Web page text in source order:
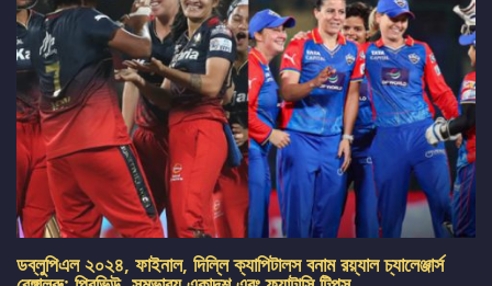
ডব্লুপিএল ২০২৪, ফাইনাল, দিল্লি ক্যাপিটালস বনাম রয়্যাল চ্যালেঞ্জার্স